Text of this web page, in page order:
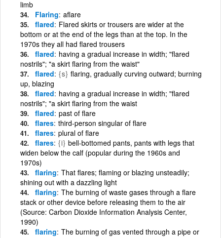
limb
Flaring aflare
flared Flared skirts or trousers are wider at the
bottom or at the end of the legs than at the top. In the
1970s they all had flared trousers
flared having a gradual increase in width; "flared
nostrils"; "a skirt flaring from the waist"
flared {s} flaring, gradually curving outward; burning
up, blazing
flared having a gradual increase in width; "flared
nostrils"; "a skirt flaring from the waist
flared past of flare
flares third-person singular of flare
flares plural of flare
flares {i} bell-bottomed pants, pants with legs that
widen below the calf (popular during the 1960s and
1970s)
flaring That flares; flaming or blazing unsteadily;
shining out with a dazzling light
flaring The burning of waste gases through a flare
stack or other device before releasing them to the air
(Source: Carbon Dioxide Information Analysis Center,
1990)
flaring The burning of gas vented through a pipe or